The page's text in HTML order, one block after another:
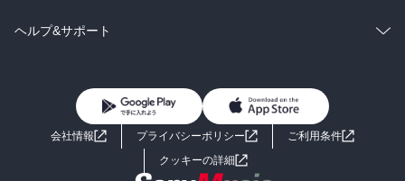
BL・TL
雑誌・グラビア
ラノベ
コミック
ライトノベル 男子向けラノベ
小説
ヘルプ&サポート
よくあるご質問 お問い合わせ
会社情報 プライバシーポリシー
ご利用条件
クッキーの詳細